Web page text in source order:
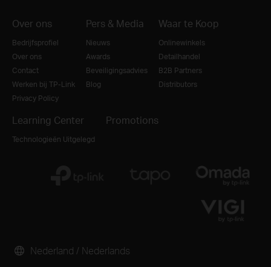
Over ons
Bedrijfsprofiel
Over ons
Contact
Werken bij TP-Link
Privacy Policy
Pers & Media
Nieuws
Awards
Beveiligingsadvies
Blog
Waar te Koop
Onlinewinkels
Detailhandel
B2B Partners
Distributors
Learning Center
Technologieën Uitgelegd
Promotions
Nederland / Nederlands